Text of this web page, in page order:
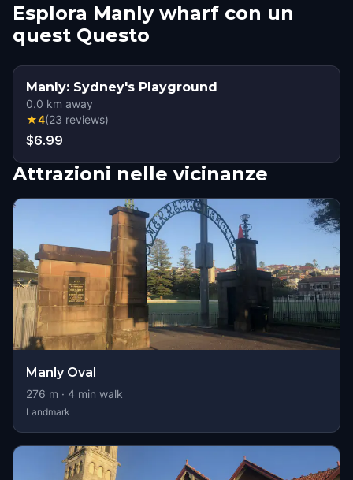
Esplora Manly wharf con un
quest Questo
Manly: Sydney's Playground
0.0 km away
★4(23 reviews)
$6.99
Attrazioni nelle vicinanze
Manly Oval
276 m · 4 min walk
Landmark